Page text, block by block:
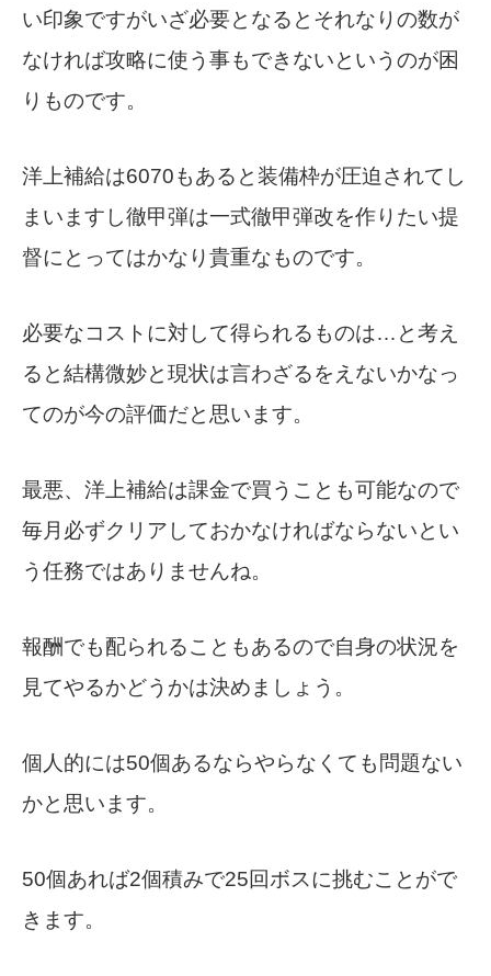
い印象ですがいざ必要となるとそれなりの数が
なければ攻略に使う事もできないというのが困
りものです。
洋上補給は6070もあると装備枠が圧迫されてし
まいますし徹甲弾は一式徹甲弾改を作りたい提
督にとってはかなり貴重なものです。
必要なコストに対して得られるものは…と考え
ると結構微妙と現状は言わざるをえないかなっ
てのが今の評価だと思います。
最悪、洋上補給は課金で買うことも可能なので
毎月必ずクリアしておかなければならないとい
う任務ではありませんね。
報酬でも配られることもあるので自身の状況を
見てやるかどうかは決めましょう。
個人的には50個あるならやらなくても問題ない
かと思います。
50個あれば2個積みで25回ボスに挑むことがで
きます。